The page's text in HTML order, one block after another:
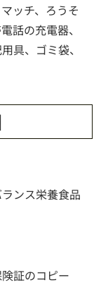
ッチ、ろうそ
話の充電器、
具、ゴミ袋、
ンス栄養食品
証のコピー